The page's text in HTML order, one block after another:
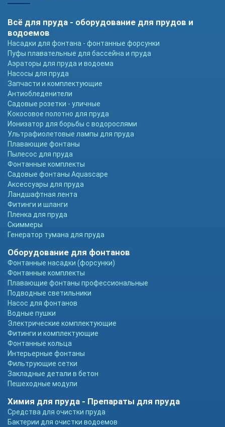
Всё для пруда - оборудование для прудов и
водоемов
Насадки для фонтана - фонтанные форсунки
Пуфы плавательные для бассейна и пруда
Аэраторы для пруда и водоема
Насосы для пруда
Запчасти и комплектующие
Антиобледенители
Садовые розетки - уличные
Кокосовое полотно для пруда
Ионизатор для борьбы с водорослями
Ультрафиолетовые лампы для пруда
Плавающие фонтаны
Пылесос для пруда
Фонтанные комплекты
Садовые фонтаны Aquascape
Аксессуары для пруда
Ландшафтная лента
Фитинги и шланги
Пленка для пруда
Скиммеры
Генератор тумана для пруда
Оборудование для фонтанов
Фонтанные насадки (форсунки)
Фонтанные комплекты
Плавающие фонтаны профессиональные
Подводные светильники
Насос для фонтанов
Водные пушки
Электрические комплектующие
Фитинги и комплектующие
Фонтанные кольца
Интерьерные фонтаны
Фильтрующие сетки
Закладные детали в бетон
Пешеходные модули
Химия для пруда - Препараты для пруда
Средства для очистки пруда
Бактерии для очистки водоемов